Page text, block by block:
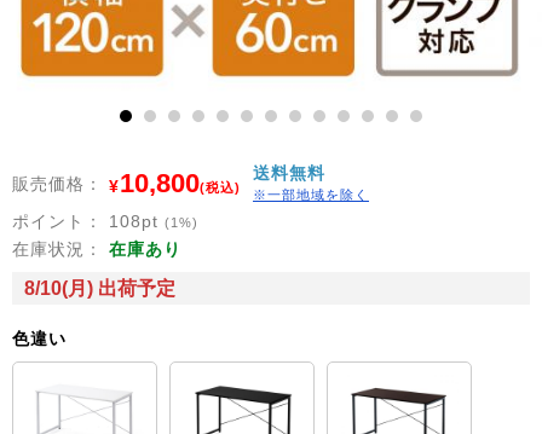
10 11 12
販売価格： ¥10,800(税込)
送料無料
※一部地域を除く
ポイント： 108pt (1%)
在庫状況： 在庫あり
8/10(月) 出荷予定
色違い